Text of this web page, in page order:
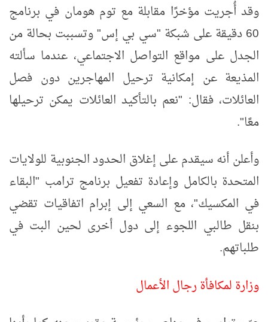
وقد أُجريت مؤخرًا مقابلة مع توم هومان في برنامج
60 دقيقة على شبكة "سي بي إس" وتسببت بحالة من
الجدل على مواقع التواصل الاجتماعي، عندما سألته
المذيعة عن إمكانية ترحيل المهاجرين دون فصل
العائلات، فقال: "نعم بالتأكيد العائلات يمكن ترحيلها
معًا".
وأعلن أنه سيقدم على إغلاق الحدود الجنوبية للولايات
المتحدة بالكامل وإعادة تفعيل برنامج ترامب "البقاء
في المكسيك"، مع السعي إلى إبرام اتفاقيات تقضي
بنقل طالبي اللجوء إلى دول أخرى لحين البت في
طلباتهم.
وزارة لمكافأة رجال الأعمال